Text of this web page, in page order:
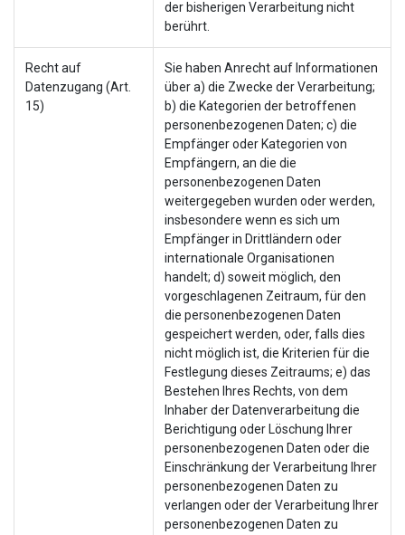
der bisherigen Verarbeitung nicht
berührt.
Recht auf
Datenzugang (Art.
15)
Sie haben Anrecht auf Informationen
über a) die Zwecke der Verarbeitung;
b) die Kategorien der betroffenen
personenbezogenen Daten; c) die
Empfänger oder Kategorien von
Empfängern, an die die
personenbezogenen Daten
weitergegeben wurden oder werden,
insbesondere wenn es sich um
Empfänger in Drittländern oder
internationale Organisationen
handelt; d) soweit möglich, den
vorgeschlagenen Zeitraum, für den
die personenbezogenen Daten
gespeichert werden, oder, falls dies
nicht möglich ist, die Kriterien für die
Festlegung dieses Zeitraums; e) das
Bestehen Ihres Rechts, von dem
Inhaber der Datenverarbeitung die
Berichtigung oder Löschung Ihrer
personenbezogenen Daten oder die
Einschränkung der Verarbeitung Ihrer
personenbezogenen Daten zu
verlangen oder der Verarbeitung Ihrer
personenbezogenen Daten zu